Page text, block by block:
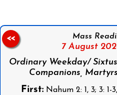
Mass
7 August
Ordinary Weekday/
Companions,
First:Nahum 2: 1, 3; 3: 1-
<<